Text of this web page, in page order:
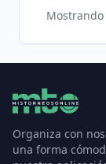
Mostrando
Organiza con
una forma